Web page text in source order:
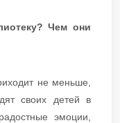
Чем они
не меньше,
своих детей в
эмоции,